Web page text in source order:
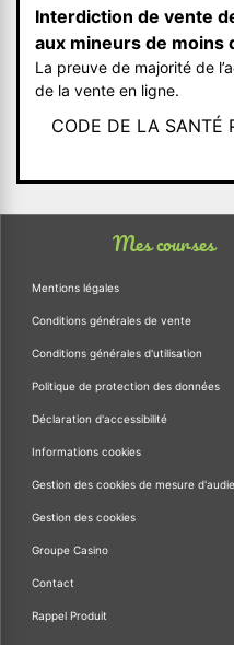
Interdiction de vente
aux mineurs de moins
La preuve de majorité de
de la vente en ligne.
CODE DE LA SANTÉ
Mes courses
Mentions légales
Conditions générales de vente
Conditions générales d'utilisation
Politique de protection des données
Déclaration d'accessibilité
Informations cookies
Gestion des cookies de mesure
Gestion des cookies
Groupe Casino
Contact
Rappel Produit